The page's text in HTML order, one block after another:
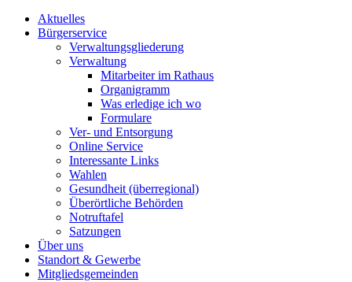
Aktuelles
Bürgerservice
Verwaltungsgliederung
Verwaltung
Mitarbeiter im Rathaus
Organigramm
Was erledige ich wo
Formulare
Ver- und Entsorgung
Online Service
Interessante Links
Wahlen
Gesundheit (überregional)
Überörtliche Behörden
Notruftafel
Satzungen
Über uns
Standort & Gewerbe
Mitgliedsgemeinden